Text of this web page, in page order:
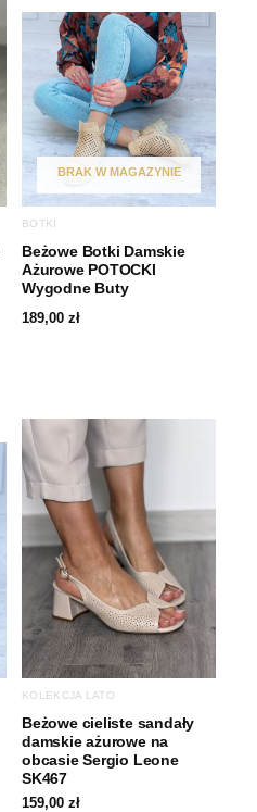
BRAK W MAGAZYNIE
BOTKI
Beżowe Botki Damskie
Ażurowe POTOCKI
Wygodne Buty
189,00 zł
KOLEKCJA LATO
Beżowe cieliste sandały
damskie ażurowe na
obcasie Sergio Leone
SK467
159,00 zł